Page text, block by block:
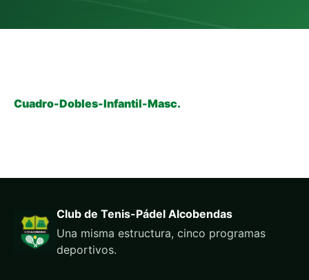
Cuadro-Dobles-Infantil-Masc.
Club de Tenis-Pádel Alcobendas
Una misma estructura, cinco programas
deportivos.